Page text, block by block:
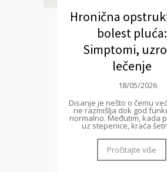
Hronična
bolest pluća:
Simptomi,
lečenje
18/05/2026
Disanje je nešto o čemu
ne razmišlja dok god
normalno. Međutim, kada
uz stepenice, kraća
Pročitajte više